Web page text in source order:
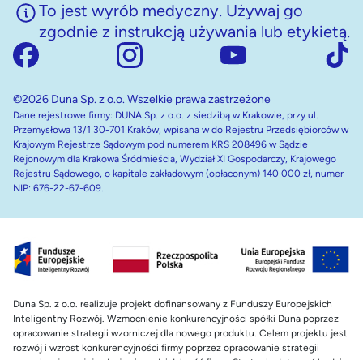
To jest wyrób medyczny. Używaj go
zgodnie z instrukcją używania lub etykietą.
©2026 Duna Sp. z o.o. Wszelkie prawa zastrzeżone
Dane rejestrowe firmy: DUNA Sp. z o.o. z siedzibą w Krakowie, przy ul.
Przemysłowa 13/1 30-701 Kraków, wpisana w do Rejestru Przedsiębiorców w
Krajowym Rejestrze Sądowym pod numerem KRS 208496 w Sądzie
Rejonowym dla Krakowa Śródmieścia, Wydział XI Gospodarczy, Krajowego
Rejestru Sądowego, o kapitale zakładowym (opłaconym) 140 000 zł, numer
NIP: 676-22-67-609.
Duna Sp. z o.o. realizuje projekt dofinansowany z Funduszy Europejskich
Inteligentny Rozwój. Wzmocnienie konkurencyjności spółki Duna poprzez
opracowanie strategii wzorniczej dla nowego produktu. Celem projektu jest
rozwój i wzrost konkurencyjności firmy poprzez opracowanie strategii